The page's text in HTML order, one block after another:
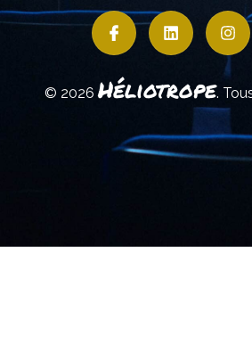
© 2026Héliotrope.